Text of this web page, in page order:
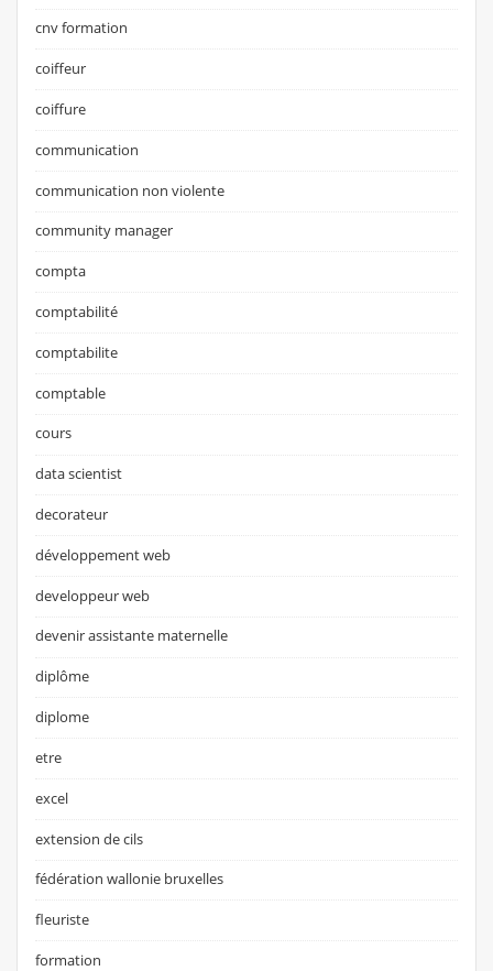
cnv formation
coiffeur
coiffure
communication
communication non violente
community manager
compta
comptabilité
comptabilite
comptable
cours
data scientist
decorateur
développement web
developpeur web
devenir assistante maternelle
diplôme
diplome
etre
excel
extension de cils
fédération wallonie bruxelles
fleuriste
formation